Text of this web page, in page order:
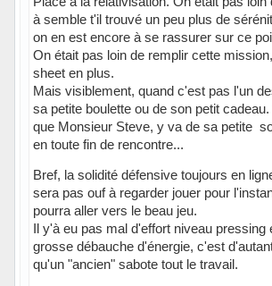
à semble t'il trouvé un peu plus de
on en est encore à se rassurer sur ce
On était pas loin de remplir cette
sheet en plus.
Mais visiblement, quand c'est pas l'un
sa petite boulette ou de son petit
que Monsieur Steve, y va de sa petite
en toute fin de rencontre...
Bref, la solidité défensive toujours en
sera pas ouf à regarder jouer pour
pourra aller vers le beau jeu.
Il y'à eu pas mal d'effort niveau pressing
grosse débauche d'énergie, c'est
qu'un "ancien" sabote tout le travail.